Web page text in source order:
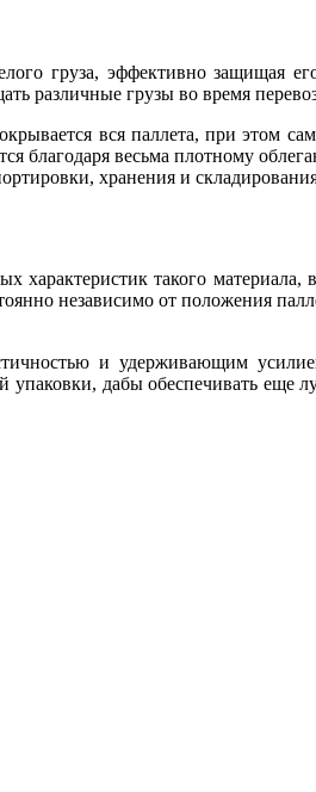
груза, эффективно защищая
различные грузы во время
вся паллета, при этом
благодаря весьма плотному
хранения и
характеристик такого материала,
независимо от положения
и удерживающим
упаковки, дабы обеспечивать еще